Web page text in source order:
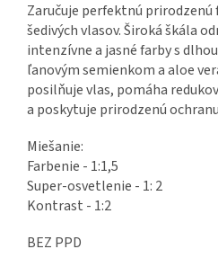
Zaručuje perfektnú
šedivých vlasov. Široká škála
intenzívne a jasné farby s
ľanovým semienkom a aloe
posilňuje vlas, pomáha
a poskytuje prirodzenú
Miešanie:
Farbenie - 1:1,5
Super-osvetlenie - 1: 2
Kontrast - 1:2
BEZ PPD